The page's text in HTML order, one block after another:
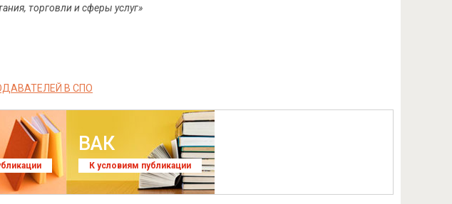
торговли и сферы услуг»
В СПО
ВАК
К условиям публикации